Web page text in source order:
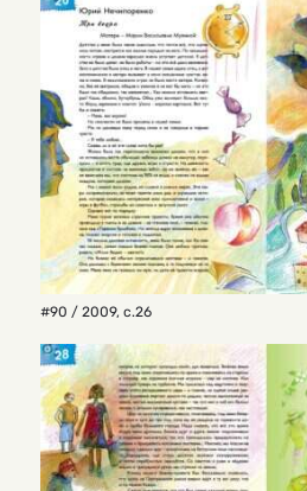
#90 / 2009, с.26